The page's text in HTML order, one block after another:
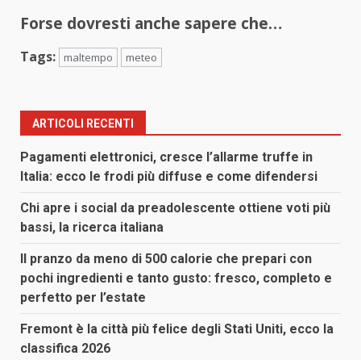
Forse dovresti anche sapere che…
Tags: maltempo meteo
ARTICOLI RECENTI
Pagamenti elettronici, cresce l’allarme truffe in
Italia: ecco le frodi più diffuse e come difendersi
Chi apre i social da preadolescente ottiene voti più
bassi, la ricerca italiana
Il pranzo da meno di 500 calorie che prepari con
pochi ingredienti e tanto gusto: fresco, completo e
perfetto per l’estate
Fremont è la città più felice degli Stati Uniti, ecco la
classifica 2026